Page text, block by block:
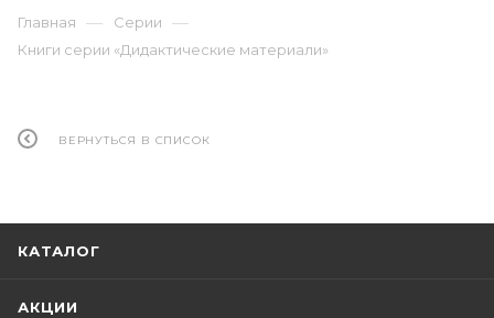
Главная — Серии —
Книги серии «Дидактические материали»
ВЕРНУТЬСЯ В СПИСОК
КАТАЛОГ
АКЦИИ